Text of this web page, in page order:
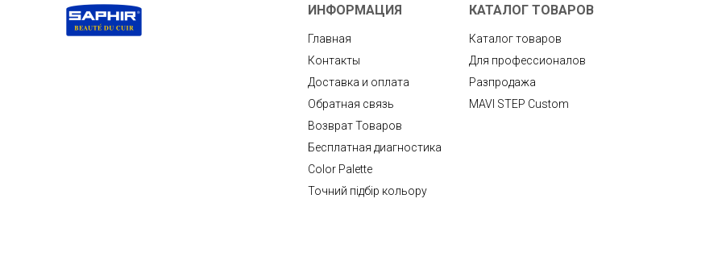
ИНФОРМАЦИЯ
Главная
Контакты
Доставка и оплата
Обратная связь
Возврат Товаров
Бесплатная диагностика
Color Palette
Точний підбір кольору
КАТАЛОГ ТОВАРОВ
Каталог товаров
Для профессионалов
Разпродажа
MAVI STEP Custom